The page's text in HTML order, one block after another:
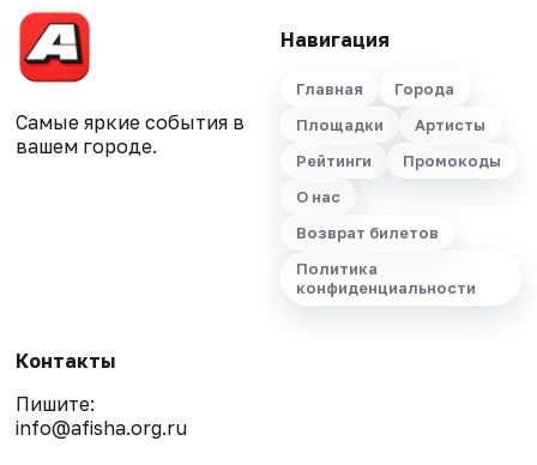
Самые яркие события в
вашем городе.
Навигация
Главная
Города
Площадки
Артисты
Рейтинги
Промокоды
О нас
Возврат билетов
Политика
конфиденциальности
Контакты
Пишите:
info@afisha.org.ru